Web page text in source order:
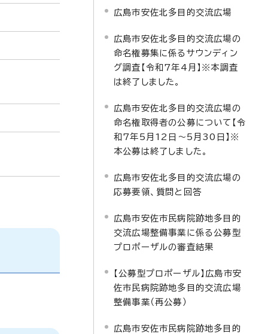
広島市安佐北多目的交流広場
広島市安佐北多目的交流広場の
命名権募集に係るサウンディン
グ調査【令和7年4月】※本調査
は終了しました。
広島市安佐北多目的交流広場の
命名権取得者の公募について【令
和7年5月12日～5月30日】※
本公募は終了しました。
広島市安佐北多目的交流広場の
応募要領、質問と回答
広島市安佐市民病院跡地多目的
交流広場整備事業に係る公募型
プロポーザルの審査結果
【公募型プロポーザル】広島市安
佐市民病院跡地多目的交流広場
整備事業（再公募）
広島市安佐市民病院跡地多目的